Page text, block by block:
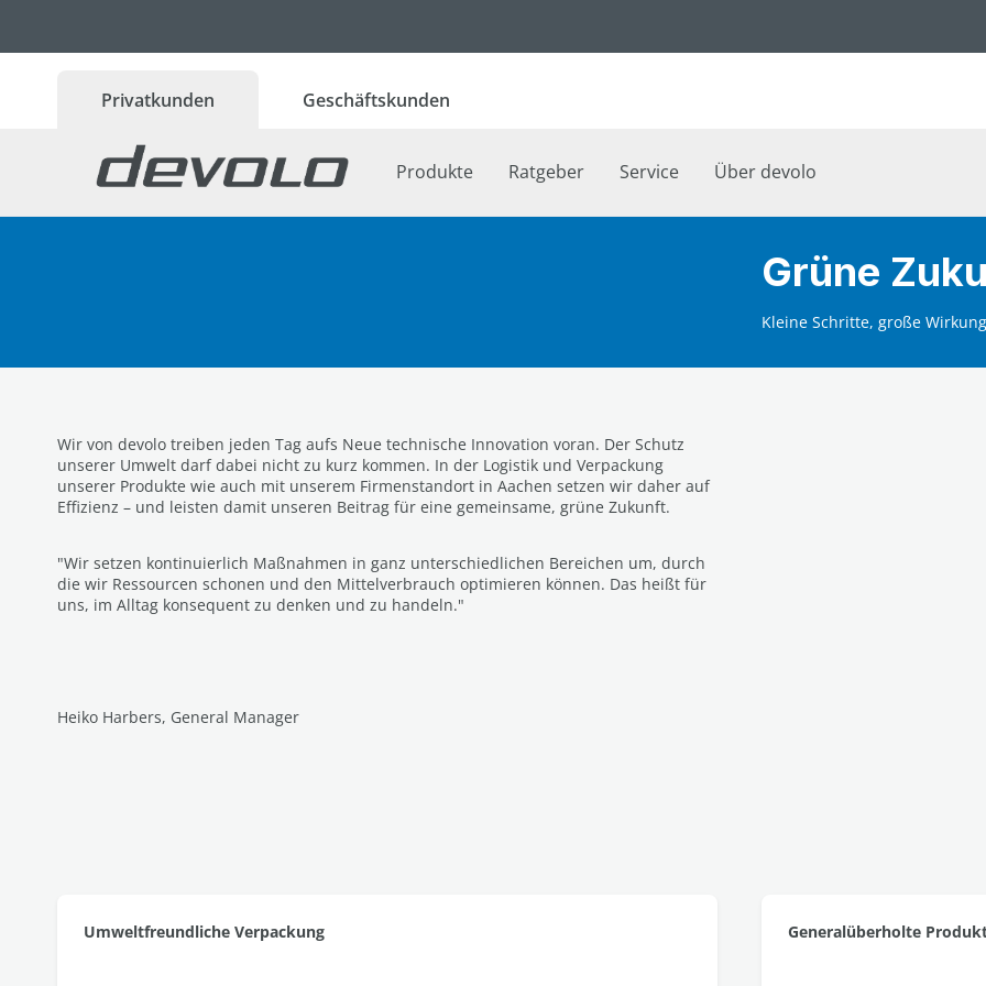
Privatkunden Geschäftskunden
Produkte Ratgeber Service Über devolo
Grüne
Kleine Schritte, große Wirkung
Wir von devolo treiben jeden Tag aufs Neue technische Innovation voran. Der Schutz
unserer Umwelt darf dabei nicht zu kurz kommen. In der Logistik und Verpackung
unserer Produkte wie auch mit unserem Firmenstandort in Aachen setzen wir daher auf
Effizienz – und leisten damit unseren Beitrag für eine gemeinsame, grüne Zukunft.
"Wir setzen kontinuierlich Maßnahmen in ganz unterschiedlichen Bereichen um, durch
die wir Ressourcen schonen und den Mittelverbrauch optimieren können. Das heißt für
uns, im Alltag konsequent zu denken und zu handeln."
Heiko Harbers, General Manager
Umweltfreundliche Verpackung Generalüberholte